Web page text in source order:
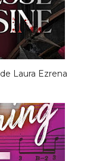
Laura Ezrena